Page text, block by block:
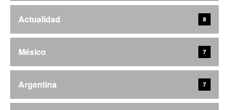
Actualidad 8
México 7
Argentina 7